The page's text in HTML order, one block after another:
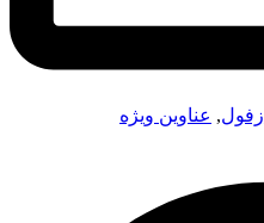
,عناوین ویژه